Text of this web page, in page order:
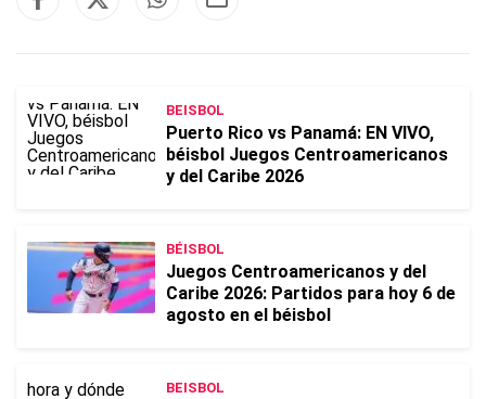
BEISBOL
Puerto Rico vs Panamá: EN VIVO,
béisbol Juegos Centroamericanos
y del Caribe 2026
BÉISBOL
Juegos Centroamericanos y del
Caribe 2026: Partidos para hoy 6 de
agosto en el béisbol
BEISBOL